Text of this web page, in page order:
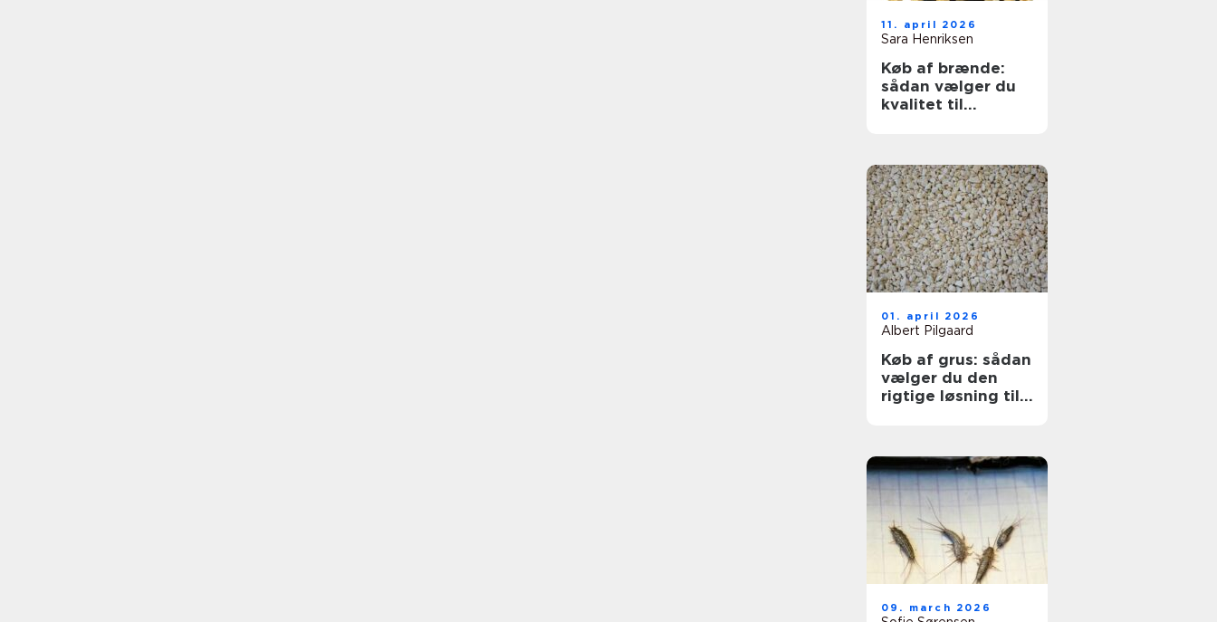
11. april 2026
Sara Henriksen
Køb af brænde:
sådan vælger du
kvalitet til
01. april 2026
Albert Pilgaard
Køb af grus: sådan
vælger du den
rigtige løsning til
09. march 2026